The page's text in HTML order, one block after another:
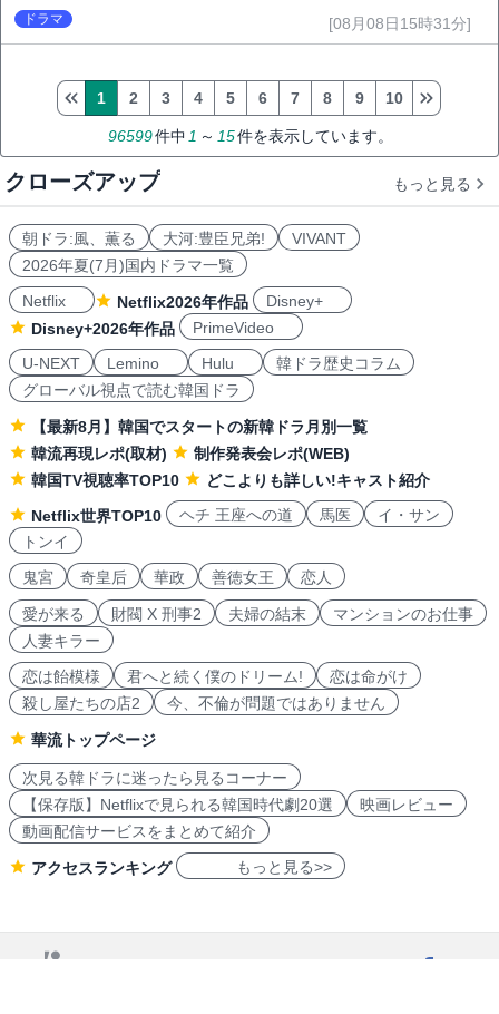
ドラマ [08月08日15時31分]
96599件中 1 ～ 15件を表示しています。
1 2 3 4 5 6 7 8 9 10
クローズアップ もっと見る
朝ドラ:風、薫る 大河:豊臣兄弟!
VIVANT
2026年夏(7月)国内ドラマ一覧
Netflix
Netflix2026年作品
Disney+
Disney+2026年作品
PrimeVideo
U-NEXT
Lemino Hulu
韓ドラ歴史コラム
グローバル視点で読む韓国ドラ
【最新8月】韓国でスタートの新韓ドラ月別一覧
韓流再現レポ(取材)
制作発表会レポ(WEB)
韓国TV視聴率TOP10
どこよりも詳しい!キャスト紹介
Netflix世界TOP10
ヘチ 王座への道 馬医
イ・サン
トンイ
鬼宮
奇皇后 華政 善徳女王 恋人
愛が来る 財閥 X 刑事2 夫婦の結末
マンションのお仕事
人妻キラー
恋は飴模様
君へと続く僕のドリーム!
恋は命がけ
殺し屋たちの店2
今、不倫が問題ではありません
華流トップページ
次見る韓ドラに迷ったら見るコーナー
【保存版】Netflixで見られる韓国時代劇20選
映画レビュー
動画配信サービスをまとめて紹介
アクセスランキング もっと見る>>